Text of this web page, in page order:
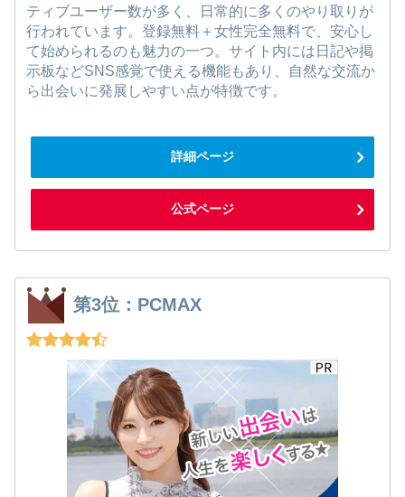
ティブユーザー数が多く、日常的に多くのやり取りが
行われています。登録無料＋女性完全無料で、安心し
て始められるのも魅力の一つ。サイト内には日記や掲
示板などSNS感覚で使える機能もあり、自然な交流か
ら出会いに発展しやすい点が特徴です。
詳細ページ
公式ページ
第3位：PCMAX